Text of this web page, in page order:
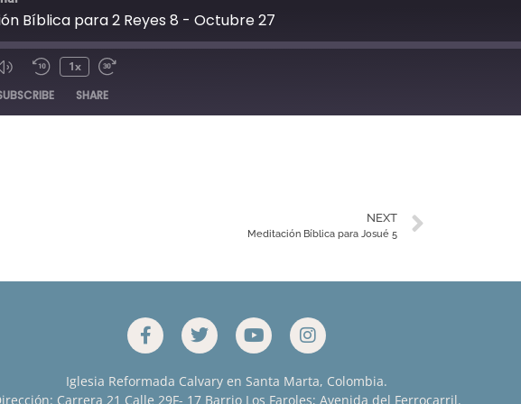
Bíblica para 2 Reyes 8 - Octubre 27
1x
SHARE
NEXT
Meditación Bíblica para Josué 5
Iglesia Reformada Calvary en Santa Marta, Colombia.
Carrera 21 Calle 29F- 17 Barrio Los Faroles; Avenida del Ferrocarril.